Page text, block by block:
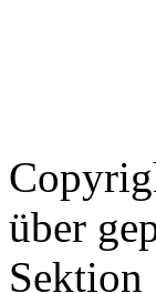
über
Sektion